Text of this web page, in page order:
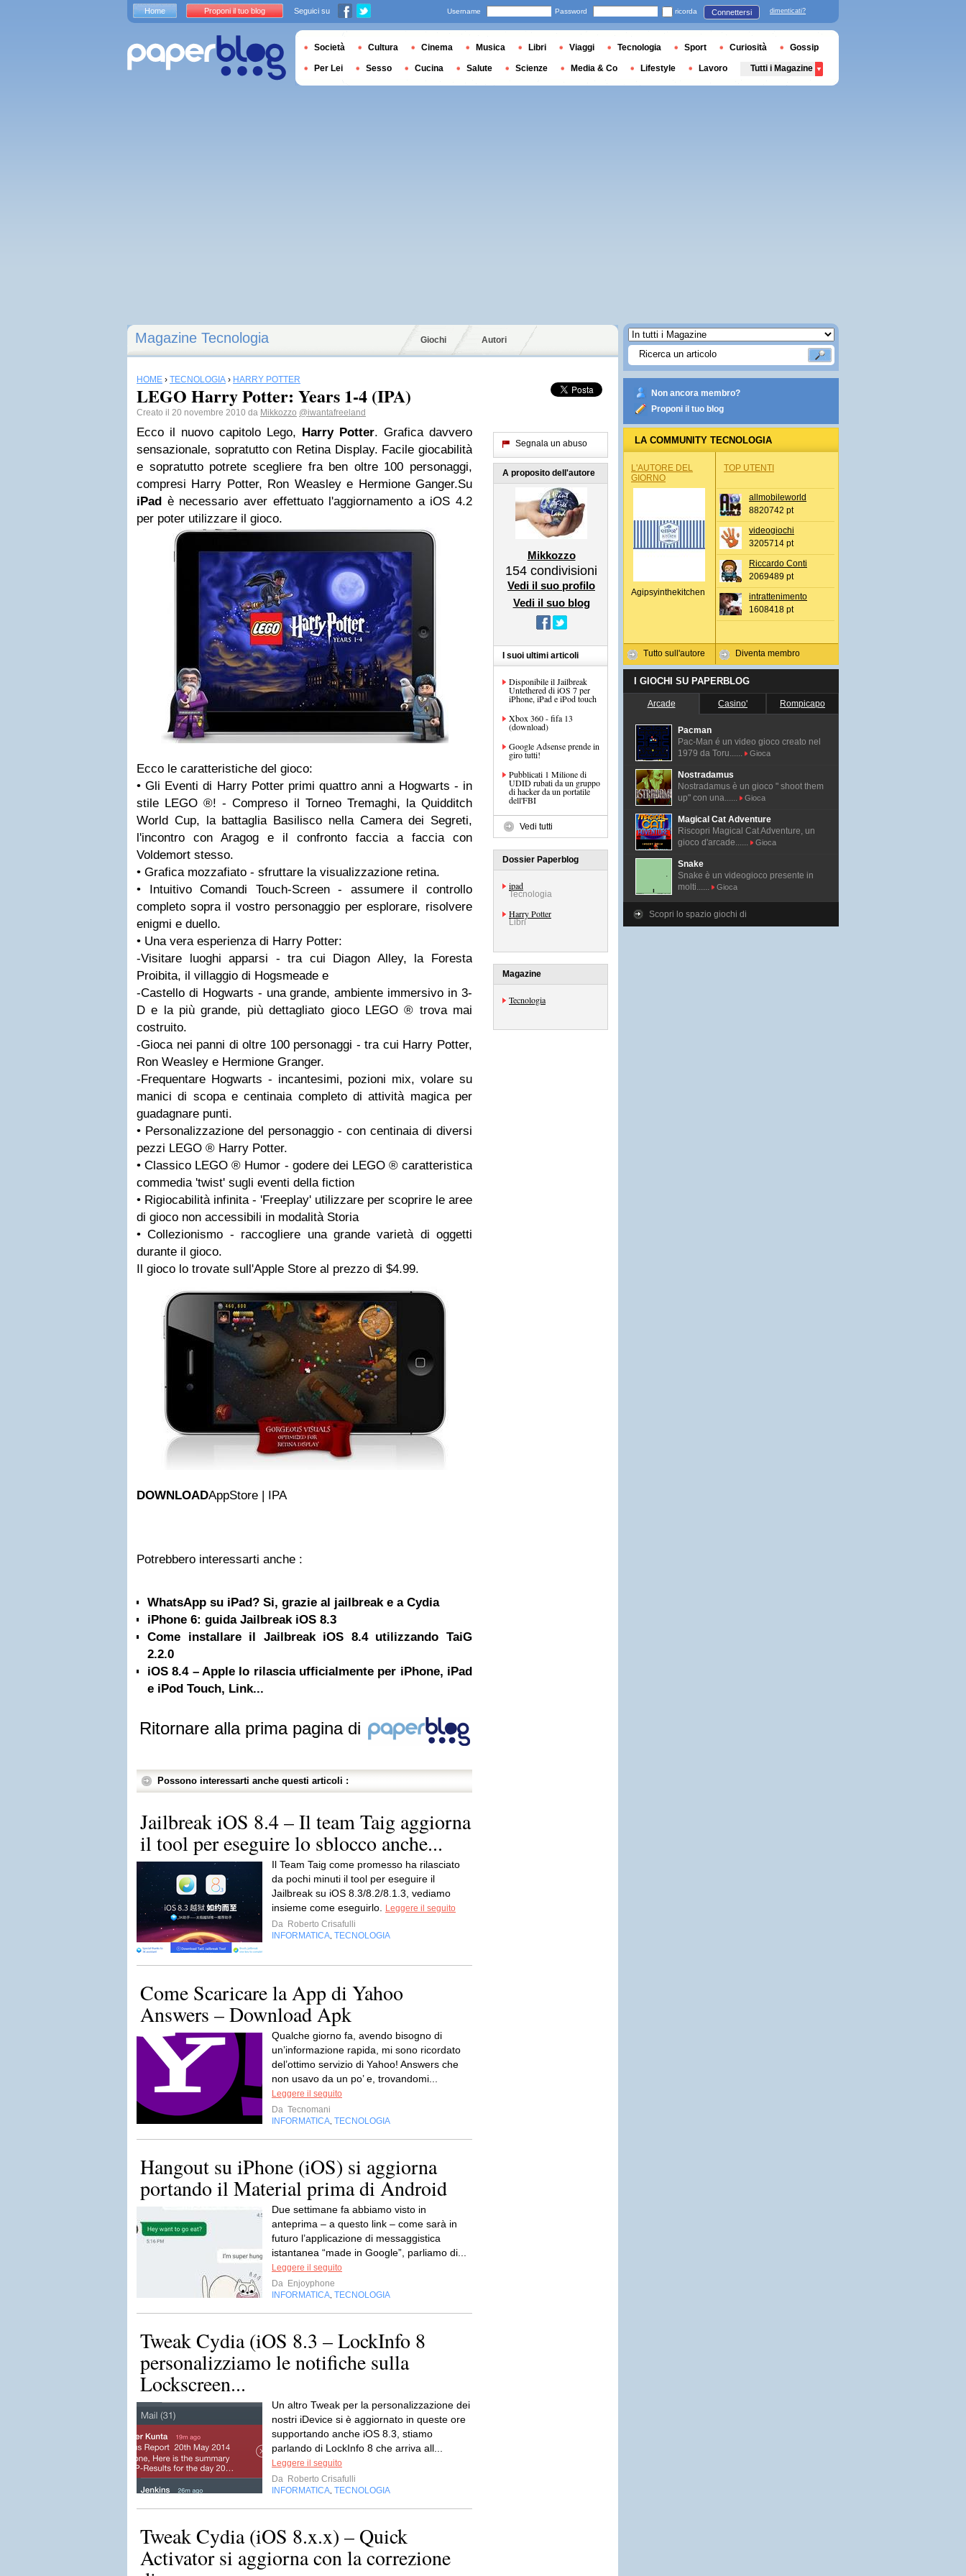
Magazine Tecnologia Giochi Autori
HOME › TECNOLOGIA › HARRY POTTER
LEGO Harry Potter: Years 1-4 (IPA)
Creato il 20 novembre 2010 da Mikkozzo @iwantafreeland
Ecco il nuovo capitolo Lego, Harry Potter. Grafica davvero
sensazionale, sopratutto con Retina Display. Facile giocabilità
e sopratutto potrete scegliere fra ben oltre 100 personaggi,
compresi Harry Potter, Ron Weasley e Hermione Ganger.Su
iPad è necessario aver effettuato l'aggiornamento a iOS 4.2
per poter utilizzare il gioco.
Ecco le caratteristiche del gioco:
• Gli Eventi di Harry Potter primi quattro anni a Hogwarts - in
stile LEGO ®! - Compreso il Torneo Tremaghi, la Quidditch
World Cup, la battaglia Basilisco nella Camera dei Segreti,
l'incontro con Aragog e il confronto faccia a faccia con
Voldemort stesso.
• Grafica mozzafiato - sfruttare la visualizzazione retina.
• Intuitivo Comandi Touch-Screen - assumere il controllo
completo sopra il vostro personaggio per esplorare, risolvere
enigmi e duello.
• Una vera esperienza di Harry Potter:
-Visitare luoghi apparsi - tra cui Diagon Alley, la Foresta
Proibita, il villaggio di Hogsmeade e
-Castello di Hogwarts - una grande, ambiente immersivo in 3-
D e la più grande, più dettagliato gioco LEGO ® trova mai
costruito.
-Gioca nei panni di oltre 100 personaggi - tra cui Harry Potter,
Ron Weasley e Hermione Granger.
-Frequentare Hogwarts - incantesimi, pozioni mix, volare su
manici di scopa e centinaia completo di attività magica per
guadagnare punti.
• Personalizzazione del personaggio - con centinaia di diversi
pezzi LEGO ® Harry Potter.
• Classico LEGO ® Humor - godere dei LEGO ® caratteristica
commedia 'twist' sugli eventi della fiction
• Rigiocabilità infinita - 'Freeplay' utilizzare per scoprire le aree
di gioco non accessibili in modalità Storia
• Collezionismo - raccogliere una grande varietà di oggetti
durante il gioco.
Il gioco lo trovate sull'Apple Store al prezzo di $4.99.
DOWNLOADAppStore | IPA
Potrebbero interessarti anche :
WhatsApp su iPad? Si, grazie al jailbreak e a Cydia
iPhone 6: guida Jailbreak iOS 8.3
Come installare il Jailbreak iOS 8.4 utilizzando TaiG
2.2.0
iOS 8.4 – Apple lo rilascia ufficialmente per iPhone, iPad
e iPod Touch, Link...
Ritornare alla prima pagina di
Possono interessarti anche questi articoli :
Jailbreak iOS 8.4 – Il team Taig aggiorna
il tool per eseguire lo sblocco anche...
Il Team Taig come promesso ha rilasciato
da pochi minuti il tool per eseguire il
Jailbreak su iOS 8.3/8.2/8.1.3, vediamo
insieme come eseguirlo.
Leggere il seguito
Da Roberto Crisafulli
INFORMATICA TECNOLOGIA
Come Scaricare la App di Yahoo
Answers – Download Apk
Qualche giorno fa, avendo bisogno di
un’informazione rapida, mi sono ricordato
del’ottimo servizio di Yahoo! Answers che
non usavo da un po’ e, trovandomi...
Leggere il seguito
Da Tecnomani
INFORMATICA TECNOLOGIA
Hangout su iPhone (iOS) si aggiorna
portando il Material prima di Android
Due settimane fa abbiamo visto in
anteprima – a questo link – come sarà in
futuro l’applicazione di messaggistica
istantanea “made in Google”, parliamo di...
Leggere il seguito
Da Enjoyphone
INFORMATICA TECNOLOGIA
Tweak Cydia (iOS 8.3 – LockInfo 8
personalizziamo le notifiche sulla
Lockscreen...
Un altro Tweak per la personalizzazione dei
nostri iDevice si è aggiornato in queste ore
supportando anche iOS 8.3, stiamo
parlando di LockInfo 8 che arriva all...
Leggere il seguito
Da Roberto Crisafulli
INFORMATICA TECNOLOGIA
Tweak Cydia (iOS 8.x.x) – Quick
Activator si aggiorna con la correzione
Segnala un abuso
A proposito dell'autore
Mikkozzo
154 condivisioni
Vedi il suo profilo
Vedi il suo blog
I suoi ultimi articoli
Disponibile il Jailbreak
Untethered di iOS 7 per
iPhone, iPad e iPod touch
Xbox 360 - fifa 13
(download)
Google Adsense prende in
giro tutti!
Pubblicati 1 Milione di
UDID rubati da un gruppo
di hacker da un portatile
dell'FBI
Vedi tutti
Dossier Paperblog
ipad
Tecnologia
Harry Potter
Libri
Magazine
Tecnologia
Non ancora membro?
Proponi il tuo blog
LA COMMUNITY TECNOLOGIA
L'AUTORE DEL
GIORNO
Agipsyinthekitchen
Tutto sull'autore
TOP UTENTI
allmobileworld
8820742 pt
videogiochi
3205714 pt
Riccardo Conti
2069489 pt
intrattenimento
1608418 pt
Diventa membro
I GIOCHI SU PAPERBLOG
Arcade Casino' Rompicapo
Pacman
Pac-Man é un video gioco creato nel
1979 da Toru......
Gioca
Nostradamus
Nostradamus è un gioco " shoot them
up" con una......
Gioca
Magical Cat Adventure
Riscopri Magical Cat Adventure, un
gioco d'arcade......
Gioca
Snake
Snake è un videogioco presente in
molti......
Gioca
Scopri lo spazio giochi di
Home Proponi il tuo blog Seguici su Username Password ricorda Connettersi dimenticati?
Società Cultura Cinema Musica Libri Viaggi Tecnologia Sport Curiosità Gossip
Per Lei Sesso Cucina Salute Scienze Media & Co Lifestyle Lavoro Tutti i Magazine